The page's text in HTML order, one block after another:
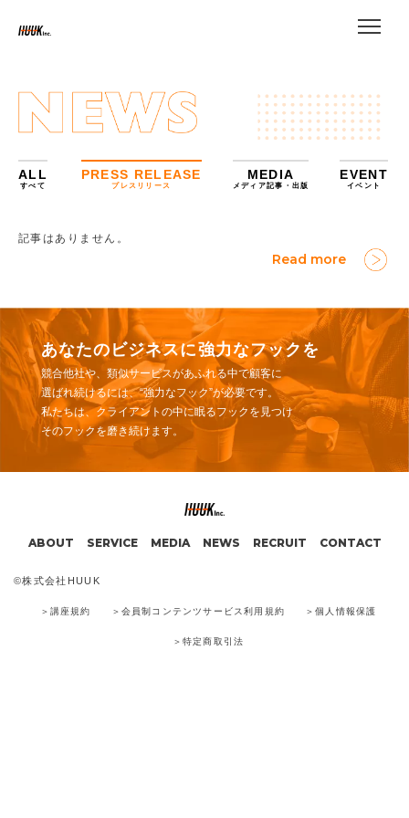
ALL
すべて
PRESS RELEASE
プレスリリース
MEDIA
メディア記事・出版
EVENT
イベント
記事はありません。
Read more
あなたのビジネスに強力なフックを
競合他社や、類似サービスがあふれる中で顧客に
選ばれ続けるには、“強力なフック”が必要です。
私たちは、クライアントの中に眠るフックを見つけ
そのフックを磨き続けます。
ABOUT SERVICE MEDIA NEWS RECRUIT CONTACT
©︎株式会社HUUK
＞講座規約 ＞会員制コンテンツサービス利用規約 ＞個人情報保護
＞特定商取引法